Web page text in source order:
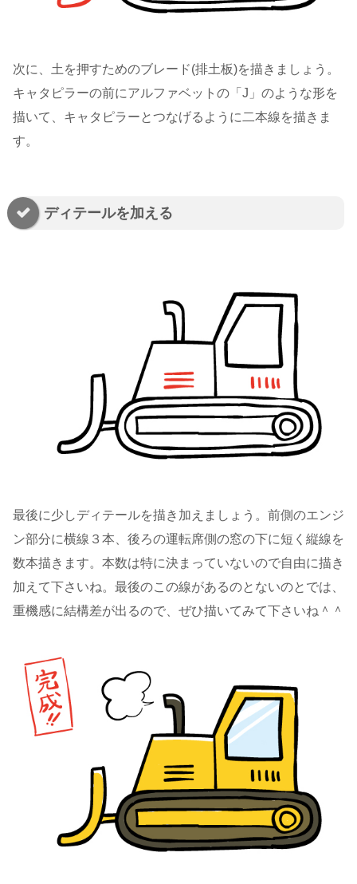
次に、土を押すためのブレード(排土板)を描きましょう。
キャタピラーの前にアルファベットの「J」のような形を
描いて、キャタピラーとつなげるように二本線を描きま
す。
ディテールを加える
最後に少しディテールを描き加えましょう。前側のエンジ
ン部分に横線３本、後ろの運転席側の窓の下に短く縦線を
数本描きます。本数は特に決まっていないので自由に描き
加えて下さいね。最後のこの線があるのとないのとでは、
重機感に結構差が出るので、ぜひ描いてみて下さいね＾＾